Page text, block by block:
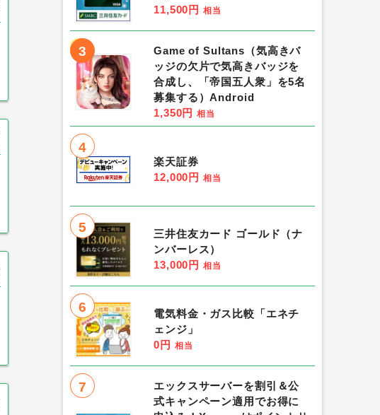
11,500円 相当
3
Game of Sultans（気高きバ
ッジの欠片で気高きバッジを
合成し、「帝国五人衆」を5名
募集する）Android
1,350円 相当
4
楽天証券
12,000円 相当
5
三井住友カード ゴールド（ナ
ンバーレス）
13,000円 相当
6
電気料金・ガス比較「エネチ
ェンジ」
0円 相当
7
エックスサーバーを割引＆公
式キャンペーン適用でお得に